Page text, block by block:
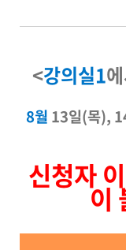
<강의실1
8월 13일(목),
신청자
이